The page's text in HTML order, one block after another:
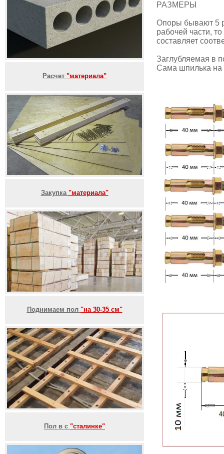
Расчет "материала"
Закупка "материала"
Поднимаем пол "на 30-35 см"
Пол в с "сталинке"
РАЗМЕРЫ
Опоры бывают 5
рабочей части,
составляет
Заглубляемая в
Сама шпилька на